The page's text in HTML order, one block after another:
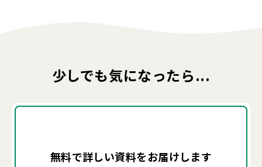
少しでも気になったら...
無料で詳しい資料をお届けします